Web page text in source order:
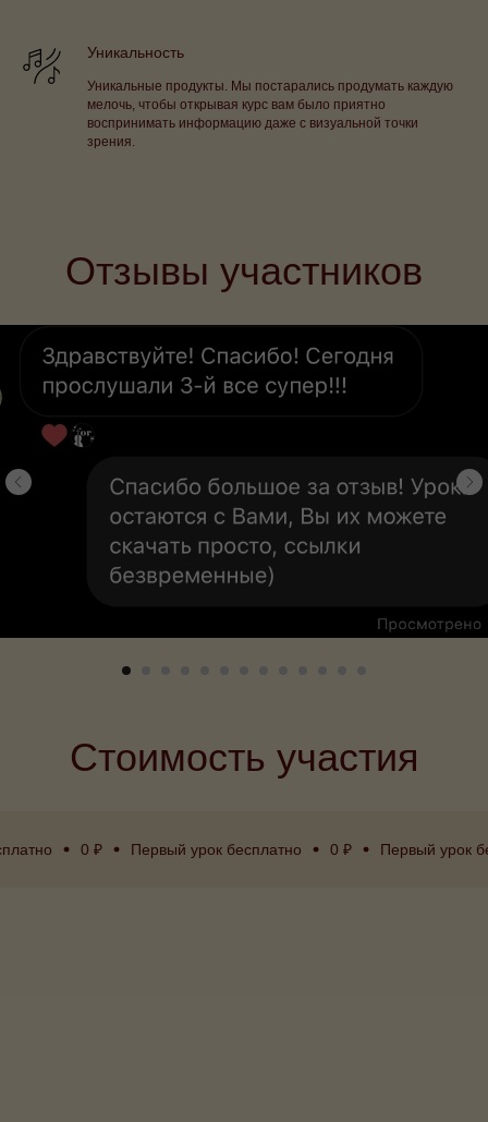
Уникальность
Уникальные продукты. Мы постарались продумать каждую
мелочь, чтобы открывая курс вам было приятно
воспринимать информацию даже с визуальной точки
зрения.
Отзывы участников
Стоимость участия
0 ₽ Первый урок бесплатно 0 ₽ Первый урок